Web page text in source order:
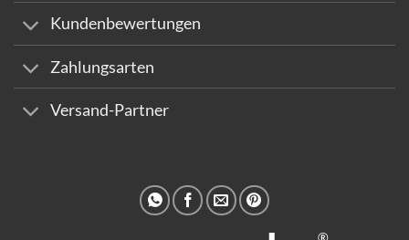
Kundenbewertungen
Zahlungsarten
Versand-Partner